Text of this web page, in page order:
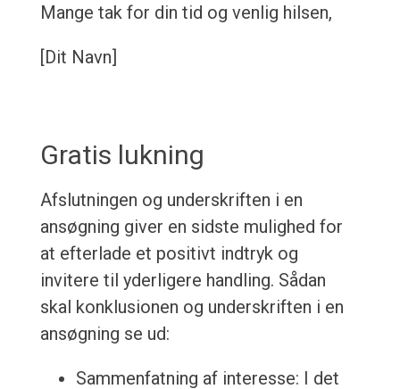
Mange tak for din tid og venlig hilsen,
[Dit Navn]
Gratis lukning
Afslutningen og underskriften i en
ansøgning giver en sidste mulighed for
at efterlade et positivt indtryk og
invitere til yderligere handling. Sådan
skal konklusionen og underskriften i en
ansøgning se ud:
Sammenfatning af interesse: I det